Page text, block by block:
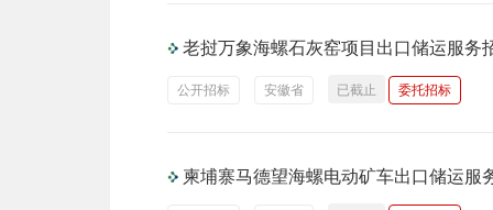
老挝万象海螺石灰窑项目出口储运服务
公开招标 安徽省 已截止 委托招标
柬埔寨马德望海螺电动矿车出口储运服